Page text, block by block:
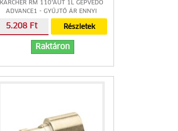
KÄRCHER RM 110*AUT 1L GÉPVÉDŐ
ADVANCE1 - GYŰJTŐ ÁR ENNYI
DARABTÓL: 360
5.208 Ft Részletek
Raktáron